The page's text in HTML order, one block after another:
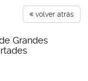
volver atrás
Grandes